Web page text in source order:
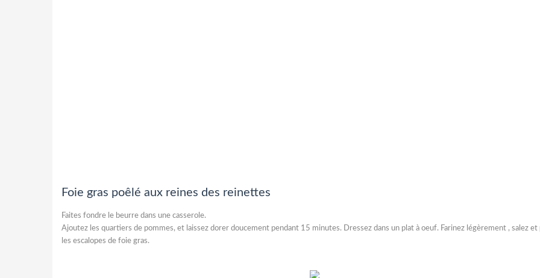
Foie gras poêlé aux reines des reinettes
Faites fondre le beurre dans une casserole.
Ajoutez les quartiers de pommes, et laissez dorer doucement pendant 15 minutes. Dressez dans un plat à oeuf. Farinez légèrement , salez et
les escalopes de foie gras.